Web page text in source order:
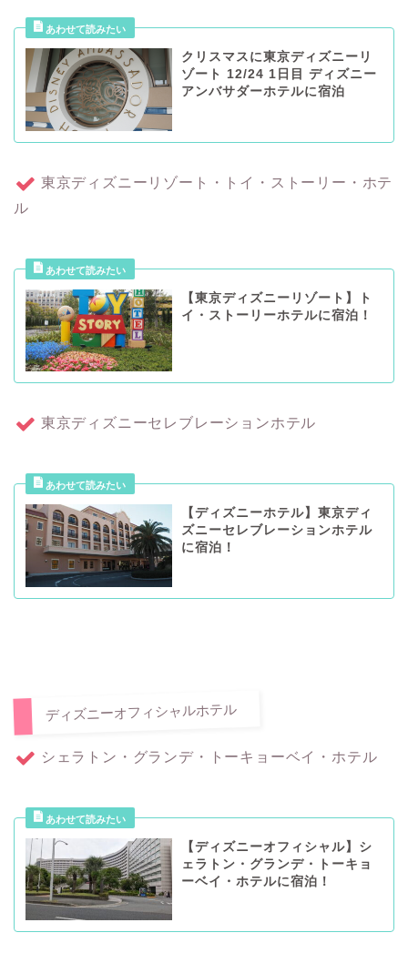
クリスマスに東京ディズニーリ
ゾート 12/24 1日目 ディズニー
アンバサダーホテルに宿泊
東京ディズニーリゾート・トイ・ストーリー・ホテ
ル
【東京ディズニーリゾート】ト
イ・ストーリーホテルに宿泊！
東京ディズニーセレブレーションホテル
【ディズニーホテル】東京ディ
ズニーセレブレーションホテル
に宿泊！
ディズニーオフィシャルホテル
シェラトン・グランデ・トーキョーベイ・ホテル
【ディズニーオフィシャル】シ
ェラトン・グランデ・トーキョ
ーベイ・ホテルに宿泊！